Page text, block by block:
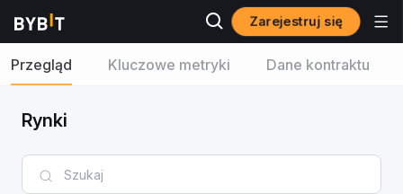
Zarejestruj się
Przegląd Kluczowe metryki Dane kontraktu
Rynki